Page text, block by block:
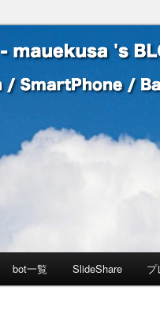
–
へ移動
移動
bot一覧 SlideShare プ